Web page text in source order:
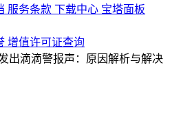
服务条款 下载中心 宝塔面板
增值许可证查询
出滴滴警报声：原因解析与解决